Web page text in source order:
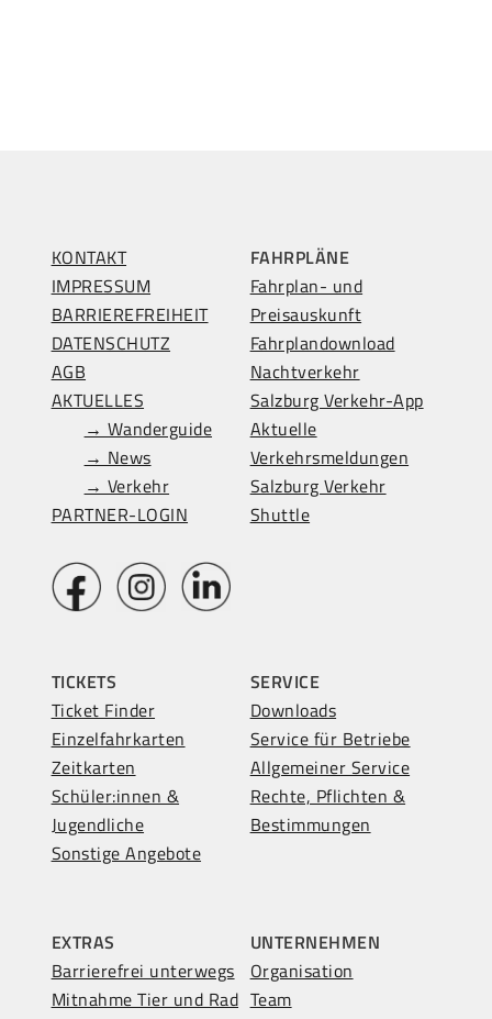
KONTAKT
IMPRESSUM
BARRIEREFREIHEIT
DATENSCHUTZ
AGB
AKTUELLES
→ Wanderguide
→ News
→ Verkehr
PARTNER-LOGIN
FAHRPLÄNE
Fahrplan- und
Preisauskunft
Fahrplandownload
Nachtverkehr
Salzburg Verkehr-App
Aktuelle
Verkehrsmeldungen
Salzburg Verkehr
Shuttle
TICKETS
Ticket Finder
Einzelfahrkarten
Zeitkarten
Schüler:innen &
Jugendliche
Sonstige Angebote
SERVICE
Downloads
Service für Betriebe
Allgemeiner Service
Rechte, Pflichten &
Bestimmungen
EXTRAS
Barrierefrei unterwegs
Mitnahme Tier und Rad
UNTERNEHMEN
Organisation
Team